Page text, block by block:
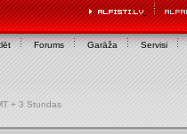
Forums Garāža Servisi
+ 3 Stundas